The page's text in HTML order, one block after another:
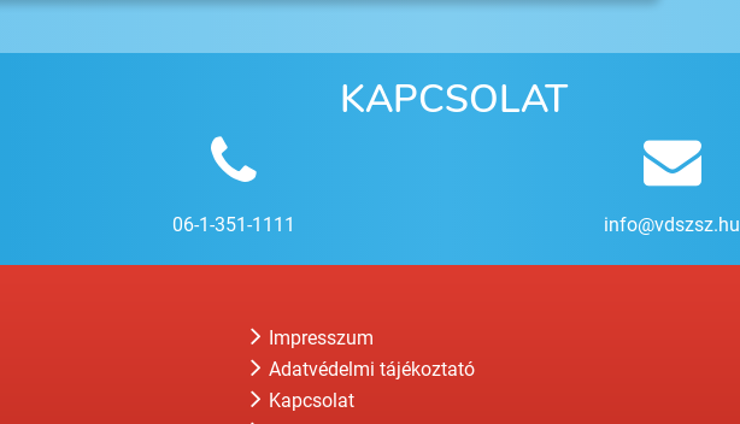
KAPCSOLAT
06-1-351-1111 info@vdszsz.hu
Impresszum
Adatvédelmi tájékoztató
Kapcsolat